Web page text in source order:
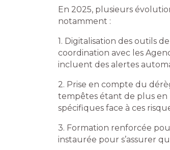
En 2025, plusieurs
notamment :
1. Digitalisation des outils
coordination avec les
incluent des alertes
2. Prise en compte du
tempêtes étant de plus en
spécifiques face à ces
3. Formation renforcée
instaurée pour s’assurer